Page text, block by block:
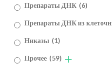
Препараты ДНК (6)
Препараты ДНК из
Никазы (1)
Прочее (59)